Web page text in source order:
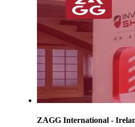
ZAGG International -